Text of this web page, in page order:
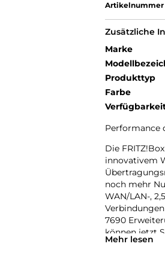
Artikelnummer
Zusätzliche
Marke
Produkttyp
Farbe
Performance
Die
innovativem
noch mehr
WAN/LAN-,
7690
können jetzt
Mehr lesen